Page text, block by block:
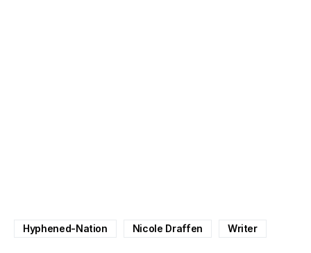
Hyphened-Nation Nicole Draffen Writer